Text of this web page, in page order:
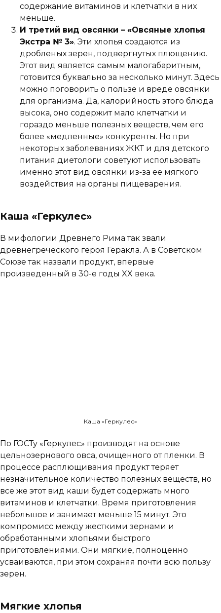
содержание витаминов и клетчатки в них
меньше.
И третий вид овсянки – «Овсяные хлопья
Экстра № 3». Эти хлопья создаются из
дробленых зерен, подвергнутых плющению.
Этот вид является самым малогабаритным,
готовится буквально за несколько минут. Здесь
можно поговорить о пользе и вреде овсянки
для организма. Да, калорийность этого блюда
высока, оно содержит мало клетчатки и
гораздо меньше полезных веществ, чем его
более «медленные» конкуренты. Но при
некоторых заболеваниях ЖКТ и для детского
питания диетологи советуют использовать
именно этот вид овсянки из-за ее мягкого
воздействия на органы пищеварения.
Каша «Геркулес»
В мифологии Древнего Рима так звали
древнегреческого героя Геракла. А в Советском
Союзе так назвали продукт, впервые
произведенный в 30-е годы XX века.
Каша «Геркулес»
По ГОСТу «Геркулес» производят на основе
цельнозернового овса, очищенного от пленки. В
процессе расплющивания продукт теряет
незначительное количество полезных веществ, но
все же этот вид каши будет содержать много
витаминов и клетчатки. Время приготовления
небольшое и занимает меньше 15 минут. Это
компромисс между жесткими зернами и
обработанными хлопьями быстрого
приготовлениями. Они мягкие, полноценно
усваиваются, при этом сохраняя почти всю пользу
зерен.
Мягкие хлопья